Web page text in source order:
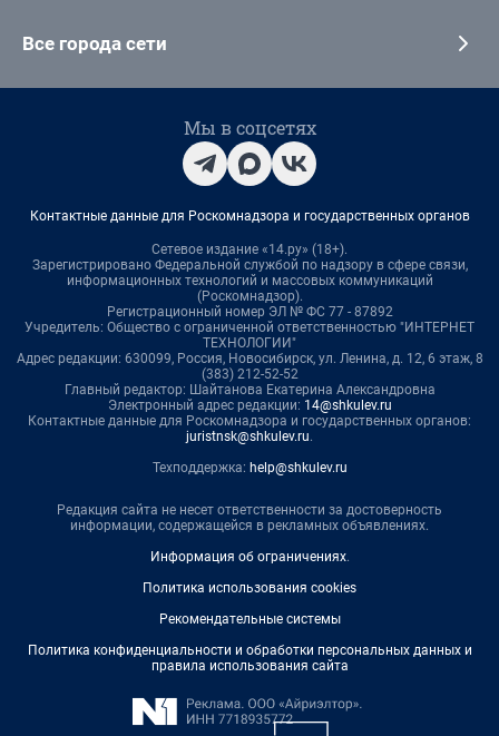
Все города сети
Мы в соцсетях
Контактные данные для Роскомнадзора и государственных органов
Сетевое издание «14.ру» (18+).
Зарегистрировано Федеральной службой по надзору в сфере связи,
информационных технологий и массовых коммуникаций
(Роскомнадзор).
Регистрационный номер ЭЛ № ФС 77 - 87892
Учредитель: Общество с ограниченной ответственностью "ИНТЕРНЕТ
ТЕХНОЛОГИИ"
Адрес редакции: 630099, Россия, Новосибирск, ул. Ленина, д. 12, 6 этаж, 8
(383) 212-52-52
Главный редактор: Шайтанова Екатерина Александровна
Электронный адрес редакции: 14@shkulev.ru
Контактные данные для Роскомнадзора и государственных органов:
juristnsk@shkulev.ru.
Техподдержка: help@shkulev.ru
Редакция сайта не несет ответственности за достоверность
информации, содержащейся в рекламных объявлениях.
Информация об ограничениях.
Политика использования cookies
Рекомендательные системы
Политика конфиденциальности и обработки персональных данных и
правила использования сайта